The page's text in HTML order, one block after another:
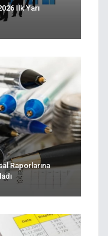
Ilk Yarı
Raporlarına